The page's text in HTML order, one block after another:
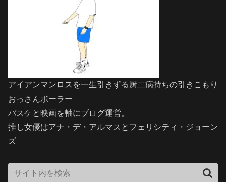
アイアンマンロスを一生引きずる厨二病持ちの引きこもり
おっさんボーラー
バスケと映画を軸にブログ運営。
推し女優はアナ・デ・アルマスとフェリシティ・ジョーン
ズ